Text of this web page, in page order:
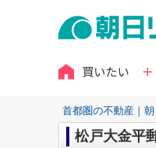
買いたい
首都圏の不動産｜
松戸大金平